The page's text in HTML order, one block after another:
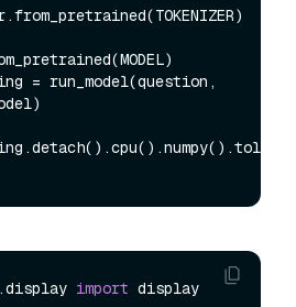
= run_model(question,
import display